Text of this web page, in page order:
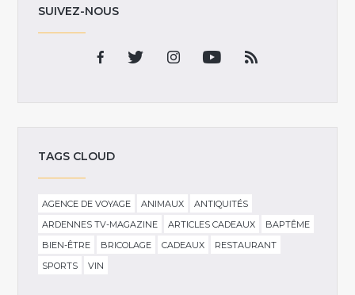
SUIVEZ-NOUS
TAGS CLOUD
AGENCE DE VOYAGE ANIMAUX
ANTIQUITÉS
ARDENNES TV-MAGAZINE
ARTICLES CADEAUX
BAPTÊME
BIEN-ÊTRE
BRICOLAGE CADEAUX
RESTAURANT
SPORTS
VIN